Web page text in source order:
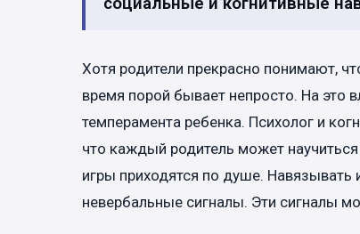
Хотя родители прекрасно понимают,
время порой бывает непросто. На это
темперамента ребенка. Психолог и
что каждый родитель может
игры приходятся по душе. Навязывать
невербальные сигналы. Эти сигналы